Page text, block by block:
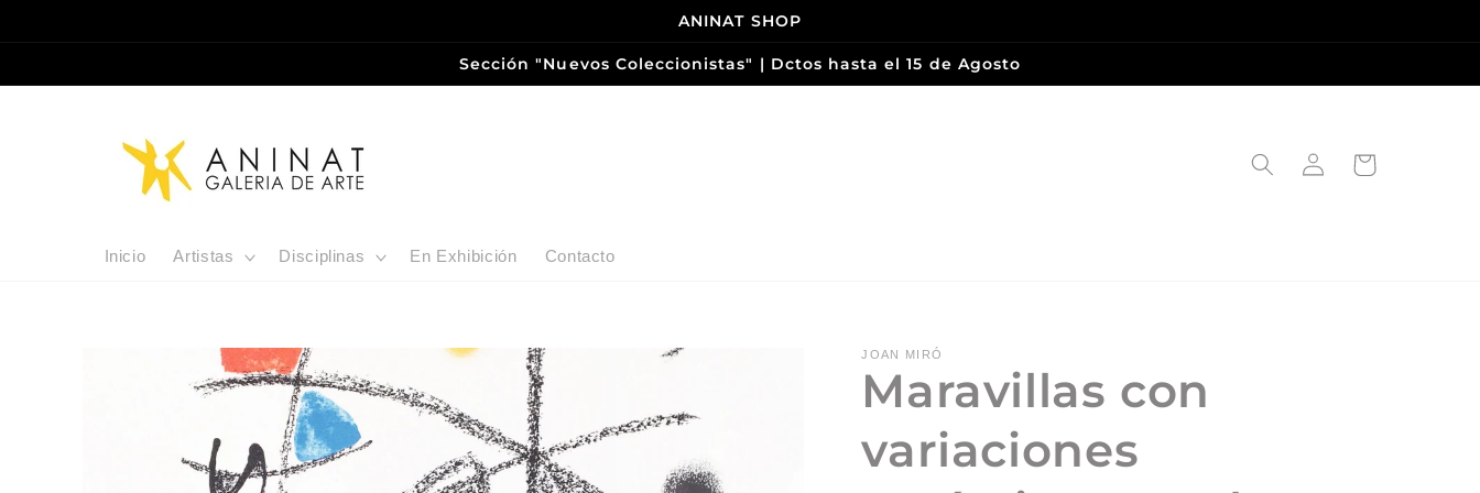
ANINAT SHOP
Sección "Nuevos Coleccionistas" | Dctos hasta el 15 de Agosto
Inicio Artistas Disciplinas En Exhibición Contacto
Iniciar
sesión
Carrito
directamente
información
JOAN MIRÓ
Maravillas con
variaciones